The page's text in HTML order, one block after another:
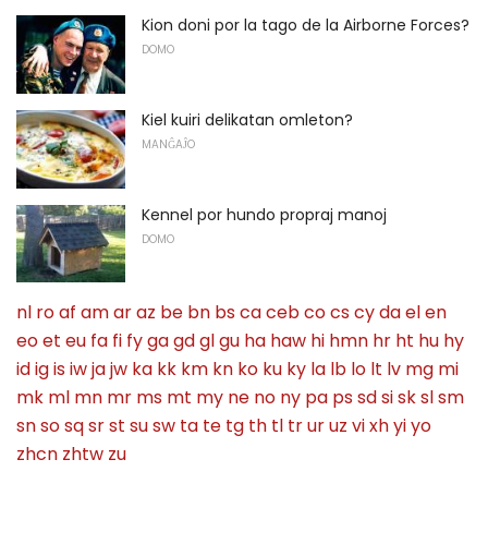
Kion doni por la tago de la Airborne Forces?
DOMO
Kiel kuiri delikatan omleton?
MANĜAĴO
Kennel por hundo propraj manoj
DOMO
nl roaf amaraz be bn bscacebcocscydaelen
eoet eu fa fi fygagdglgu ha haw hi hmn hr ht hu hy
idigisiwjajw ka kk km kn ko ku ky la lb lo lt lv mg mi
mk ml mn mr ms mt my ne no ny pa pssdsiskslsm
snsosqsrst susw ta te tg th tl truruz vixhyiyo
zhcn zhtw zu